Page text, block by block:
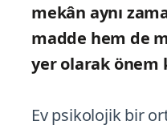
mekân aynı
madde hem de
yer olarak önem
Ev psikolojik bir